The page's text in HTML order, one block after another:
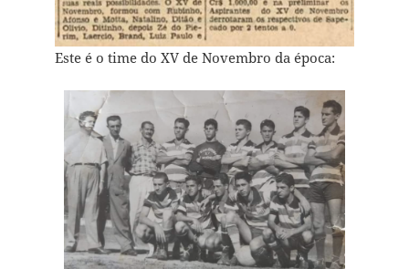
Este é o time do XV de Novembro da época: